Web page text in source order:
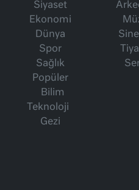
Siyaset
Ekonomi
Dünya
Spor
Sağlık
Popüler
Bilim
Teknoloji
Gezi